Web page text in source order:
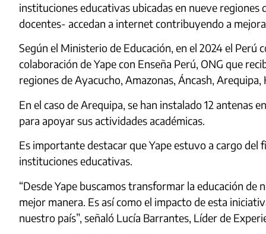
instituciones educativas ubicadas en nueve
docentes- accedan a internet contribuyendo a
Según el Ministerio de Educación, en el 2024 el Perú
colaboración de Yape con Enseña Perú, ONG que
regiones de Ayacucho, Amazonas, Áncash,
En el caso de Arequipa, se han instalado 12 antenas
para apoyar sus actividades académicas.
Es importante destacar que Yape estuvo a cargo del
instituciones educativas.
“Desde Yape buscamos transformar la educación
mejor manera. Es así como el impacto de esta
nuestro país”, señaló Lucía Barrantes, Líder de